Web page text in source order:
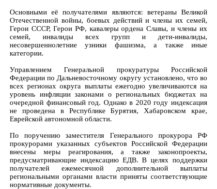
Основными её получателями являются: ветераны Великой
Отечественной войны, боевых действий и члены их семей,
Герои СССР, Герои РФ, кавалеры ордена Славы, и члены их
семей, инвалиды всех групп и дети-инвалиды,
несовершеннолетние узники фашизма, а также иные
категории.
Управлением Генеральной прокуратуры Российской
Федерации по Дальневосточному округу установлено, что во
всех регионах округа выплаты ежегодно увеличиваются на
уровень инфляции законами о региональных бюджетах на
очередной финансовый год. Однако в 2020 году индексация
не проведена в Республике Бурятия, Хабаровском крае,
Еврейской автономной области.
По поручению заместителя Генерального прокурора РФ
прокурорами указанных субъектов Российской Федерации
внесены меры реагирования, а также законопроекты,
предусматривающие индексацию ЕДВ. В целях поддержки
получателей ежемесячной дополнительной выплаты
региональными органами власти приняты соответствующие
нормативные документы.